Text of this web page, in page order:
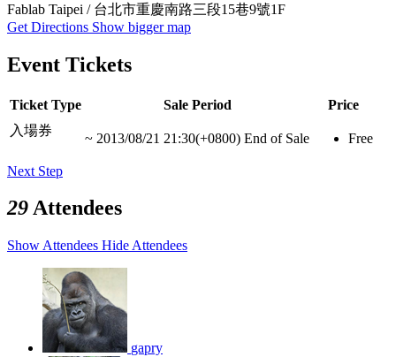
Fablab Taipei / 台北市重慶南路三段15巷9號1F
Get Directions Show bigger map
Event Tickets
Ticket Type Sale Period
Price
入場券
~ 2013/08/21 21:30(+0800) End of Sale Free
Next Step
29Attendees
Show Attendees Hide Attendees
gapry